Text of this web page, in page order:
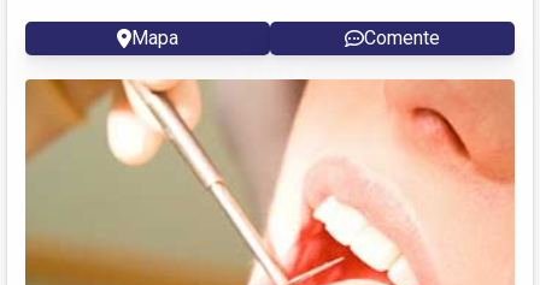
Mapa Comente